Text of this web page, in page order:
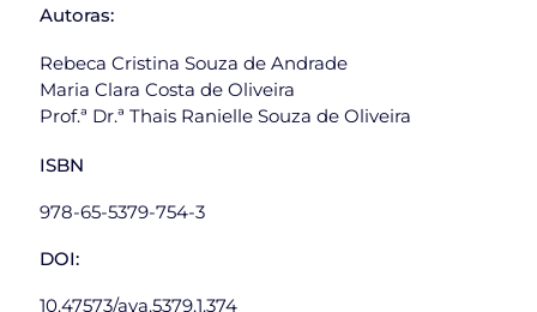
Autoras:
Rebeca Cristina Souza de Andrade
Maria Clara Costa de Oliveira
Prof.ª Dr.ª Thais Ranielle Souza de Oliveira
ISBN
978-65-5379-754-3
DOI:
10.47573/aya.5379.1.374